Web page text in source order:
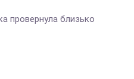
провернула близько